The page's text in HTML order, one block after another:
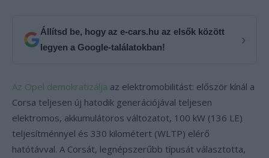
Állítsd be, hogy az e-cars.hu az elsők között
legyen a Google-találatokban!
›
Az Opel demokratizálja az elektromobilitást: először kínál a
Corsa teljesen új hatodik generációjával teljesen
elektromos, akkumulátoros változatot, 100 kW (136 LE)
teljesítménnyel és 330 kilométert (WLTP) elérő
hatótávval. A Corsát, legnépszerűbb típusát választotta,